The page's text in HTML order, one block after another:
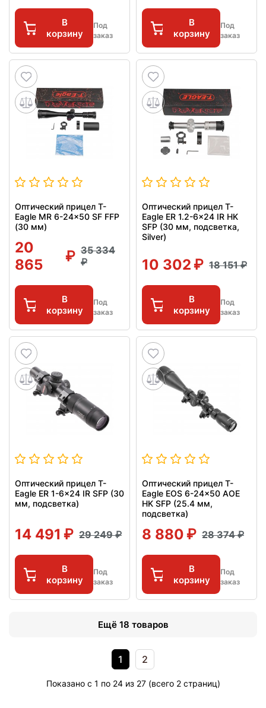
В
корзину
Под
заказ
В
корзину
Под
заказ
Оптический прицел T-
Eagle MR 6-24x50 SF FFP
(30 мм)
20
865
35 334
В
корзину
Под
заказ
Оптический прицел T-
Eagle ER 1.2-6x24 IR HK
SFP (30 мм, подсветка,
Silver)
10 302 18 151
В
корзину
Под
заказ
Оптический прицел T-
Eagle ER 1-6x24 IR SFP (30
мм, подсветка)
14 491 29 249
В
корзину
Под
заказ
Оптический прицел T-
Eagle EOS 6-24x50 AOE
HK SFP (25.4 мм,
подсветка)
8 880 28 374
В
корзину
Под
заказ
Ещё 18 товаров
1 2
Показано с 1 по 24 из 27 (всего 2 страниц)